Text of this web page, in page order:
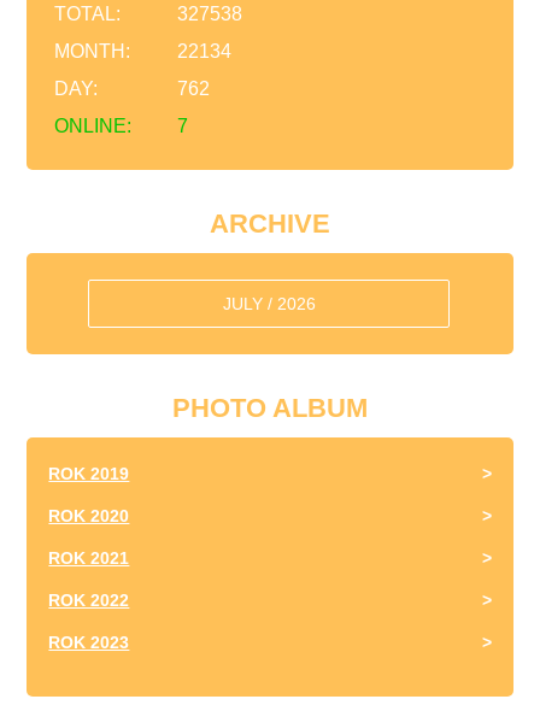
ONLINE: 7
TOTAL:
327538
MONTH:
22134
DAY:
762
ARCHIVE
JULY / 2026
PHOTO ALBUM
ROK 2019
ROK 2020
ROK 2021
ROK 2022
ROK 2023